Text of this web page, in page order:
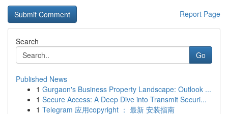
Report Page
Search
Go
Published News
1 Gurgaon's Business Property Landscape: Outlook ...
1 Secure Access: A Deep Dive into Transmit Securi...
1 Telegram 应用copyright ： 最新 安装指南